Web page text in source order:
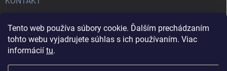
Tento web používa súbory cookie. Ďalším prechádzaním
tohto webu vyjadrujete súhlas s ich používaním. Viac
informácií tu.
+421902787857